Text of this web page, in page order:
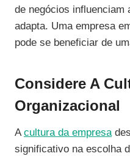
de negócios influenciam
adapta. Uma empresa
pode se beneficiar de
Considere A
Organizacional
Acultura da empresa
significativo na escolha